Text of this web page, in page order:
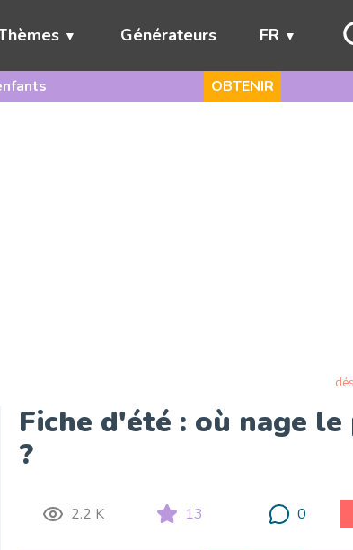
Générateurs FR
OBTENIR
Fiche d'été : où nage le
?
2.2 K 13 0